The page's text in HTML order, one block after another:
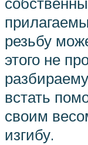
резьбу
этого не
встать
своим
изгибу.